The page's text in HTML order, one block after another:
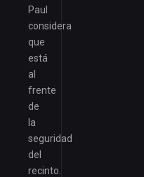
Paul
considera
que
está
al
frente
de
la
seguridad
del
recinto.